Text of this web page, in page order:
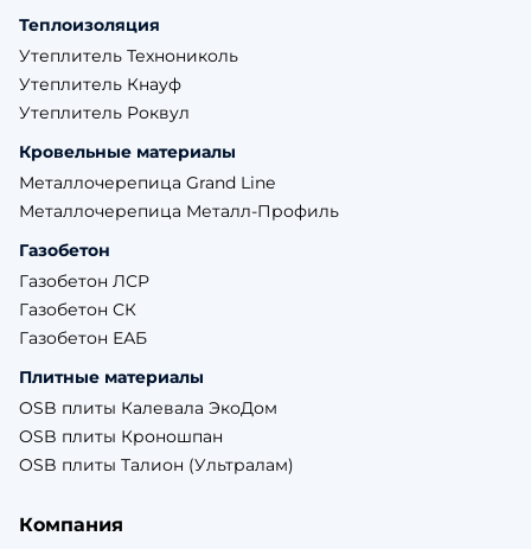
Теплоизоляция
Утеплитель Технониколь
Утеплитель Кнауф
Утеплитель Роквул
Кровельные материалы
Металлочерепица Grand Line
Металлочерепица Металл-Профиль
Газобетон
Газобетон ЛСР
Газобетон СК
Газобетон ЕАБ
Плитные материалы
OSB плиты Калевала ЭкоДом
OSB плиты Кроношпан
OSB плиты Талион (Ультралам)
Компания